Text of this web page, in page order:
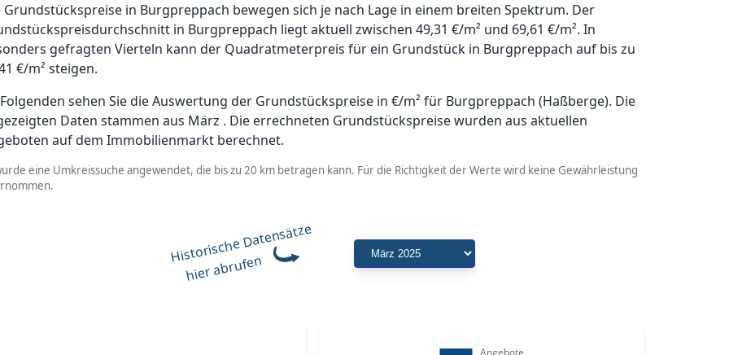
Grundstückspreise in Burgpreppach bewegen sich je nach Lage in einem breiten Spektrum. Der
in Burgpreppach liegt aktuell zwischen 49,31 €/m² und 69,61 €/m². In
gefragten Vierteln kann der Quadratmeterpreis für ein Grundstück in Burgpreppach auf bis zu
€/m² steigen.
sehen Sie die Auswertung der Grundstückspreise in €/m² für Burgpreppach (Haßberge). Die
Daten stammen aus März . Die errechneten Grundstückspreise wurden aus aktuellen
auf dem Immobilienmarkt berechnet.
eine Umkreissuche angewendet, die bis zu 20 km betragen kann. Für die Richtigkeit der Werte wird keine Gewährleistung
Historische Datensätze
hier abrufen